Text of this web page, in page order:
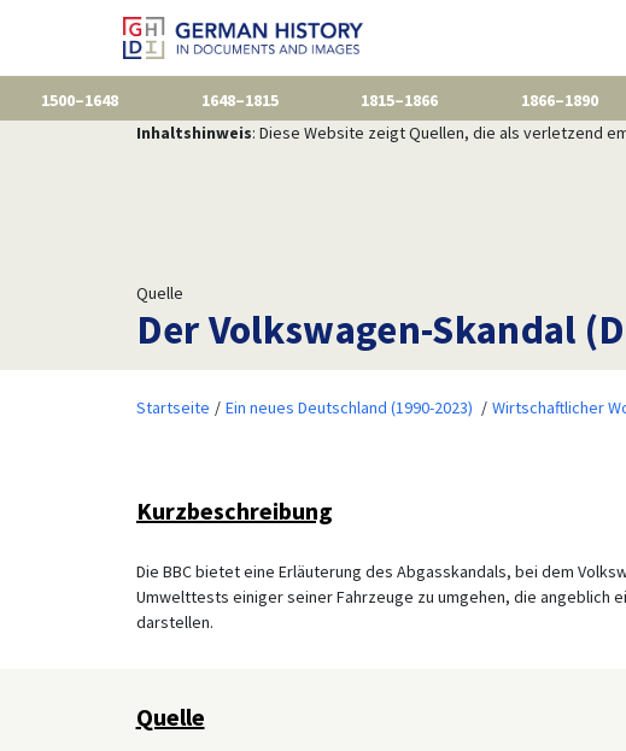
1500–1648 1648–1815 1815–1866 1866–1890
Inhaltshinweis: Diese Website zeigt Quellen, die als verletzend
Quelle
Der Volkswagen-Skandal
Startseite Ein neues Deutschland (1990-2023) Wirtschaftlicher
Kurzbeschreibung
Die BBC bietet eine Erläuterung des Abgasskandals, bei dem
Umwelttests einiger seiner Fahrzeuge zu umgehen, die angeblich
darstellen.
Quelle